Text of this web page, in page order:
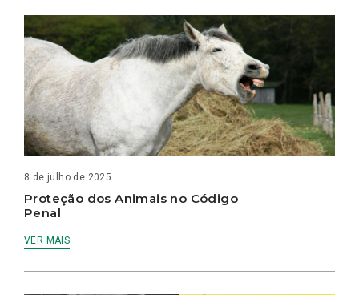
8 de julho de 2025
Proteção dos Animais no Código
Penal
VER MAIS